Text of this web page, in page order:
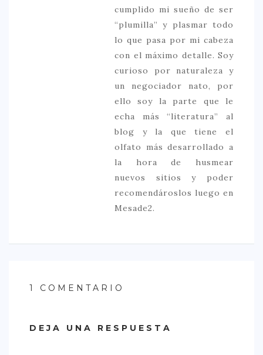
cumplido mi sueño de ser
“plumilla” y plasmar todo
lo que pasa por mi cabeza
con el máximo detalle. Soy
curioso por naturaleza y
un negociador nato, por
ello soy la parte que le
echa más “literatura” al
blog y la que tiene el
olfato más desarrollado a
la hora de husmear
nuevos sitios y poder
recomendároslos luego en
Mesade2.
1 COMENTARIO
DEJA UNA RESPUESTA